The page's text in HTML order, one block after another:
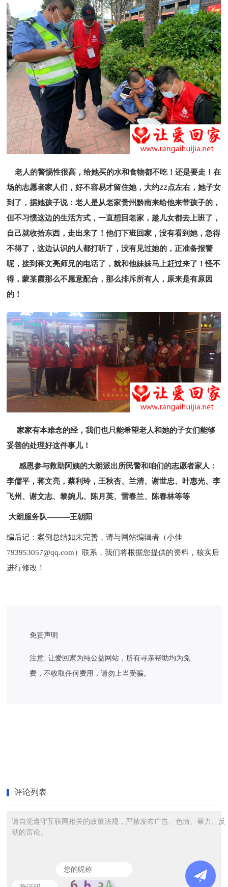
老人的警惕性很高，给她买的水和食物都不吃！还是要走！在
场的志愿者家人们，好不容易才留住她，大约22点左右，她子女
到了，据她孩子说：老人是从老家贵州黔南来给他来带孩子的，
但不习惯这边的生活方式，一直想回老家，趁儿女都去上班了，
自己就收拾东西，走出来了！他们下班回家，没有看到她，急得
不得了，这边认识的人都打听了，没有见过她的，正准备报警
呢，接到蒋文亮师兄的电话了，就和他妹妹马上赶过来了！怪不
得，蒙某霞那么不愿意配合，那么排斥所有人，原来是有原因
的！
家家有本难念的经，我们也只能希望老人和她的子女们能够
妥善的处理好这件事儿！
感恩参与救助阿姨的大朗派出所民警和咱们的志愿者家人：
李儒平，蒋文亮，蔡利玲，王秋杏、兰清、谢世忠、叶惠光、李
飞州、谢文志、黎婉儿、陈月英、雷春兰、陈春林等等
大朗服务队———王朝阳
编后记：案例总结如未完善，请与网站编辑者（小佳
793953057@qq.com）联系，我们将根据您提供的资料，核实后
进行修改！
免责声明
注意: 让爱回家为纯公益网站，所有寻亲帮助均为免
费，不收取任何费用，请勿上当受骗。
评论列表
请自觉遵守互联网相关的政策法规，严禁发布广告、色情、暴力、反
动的言论。